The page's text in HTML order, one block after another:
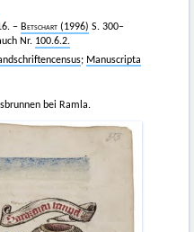
– Betschart (1996) S. 300–
Nr. 100.6.2.
; Manuscripta
bei Ramla.